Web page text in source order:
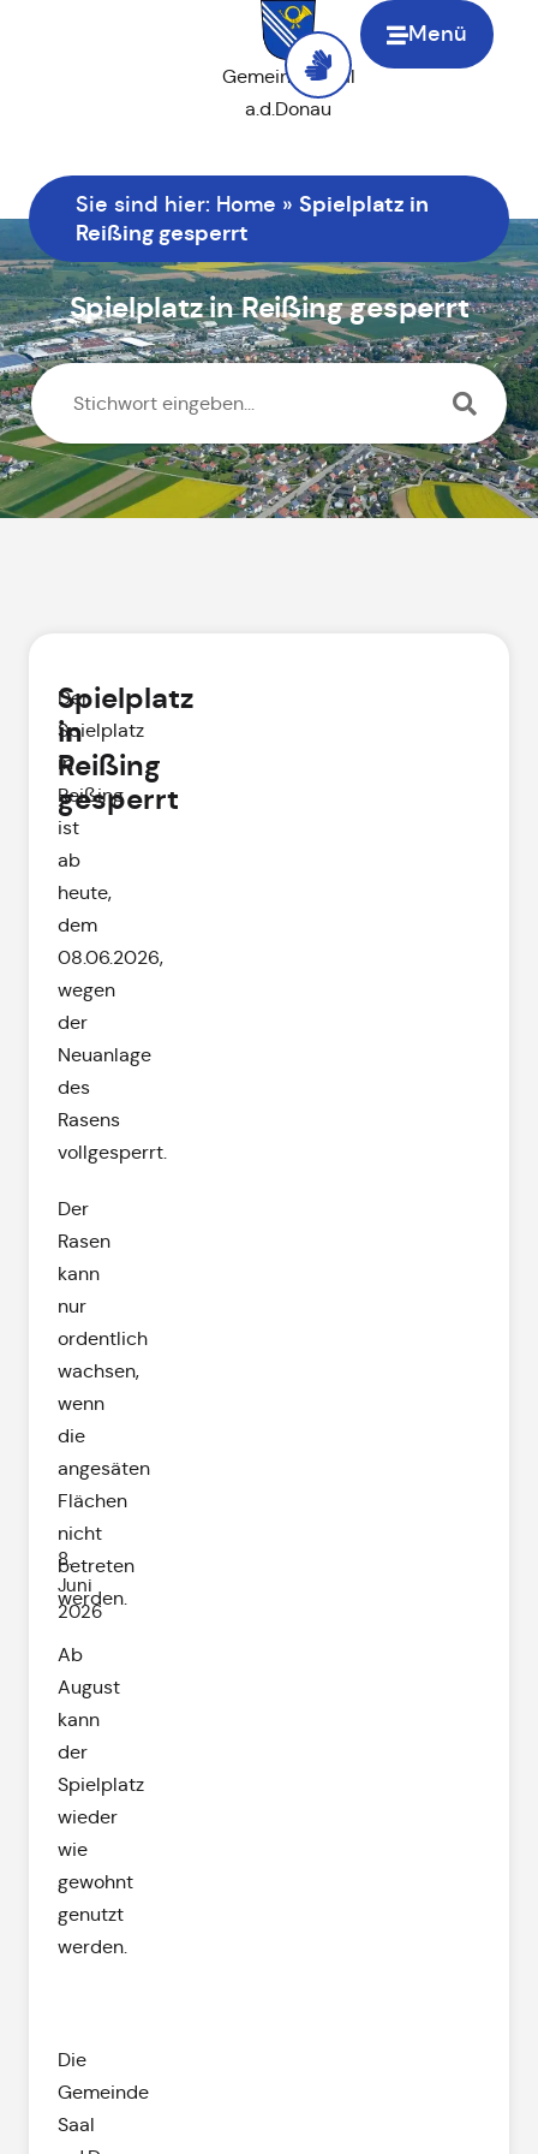
Menü
Gemeinde Saal
a.d.Donau
Sie sind hier: Home » Spielplatz in
Reißing gesperrt
Spielplatz in Reißing gesperrt
8.
Juni
2026
Spielplatz
in
Reißing
gesperrt
Der
Spielplatz
in
Reißing
ist
ab
heute,
dem
08.06.2026,
wegen
der
Neuanlage
des
Rasens
vollgesperrt.
Der
Rasen
kann
nur
ordentlich
wachsen,
wenn
die
angesäten
Flächen
nicht
betreten
werden.
Ab
August
kann
der
Spielplatz
wieder
wie
gewohnt
genutzt
werden.
Die
Gemeinde
Saal